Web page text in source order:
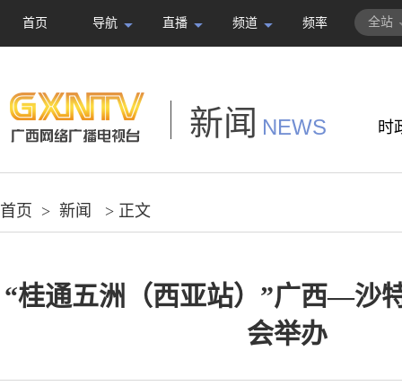
首页 导航 直播 频道 频率 全站
新闻 NEWS 时
首页 > 新闻 > 正文
“桂通五洲（西亚站）”广西—沙
会举办